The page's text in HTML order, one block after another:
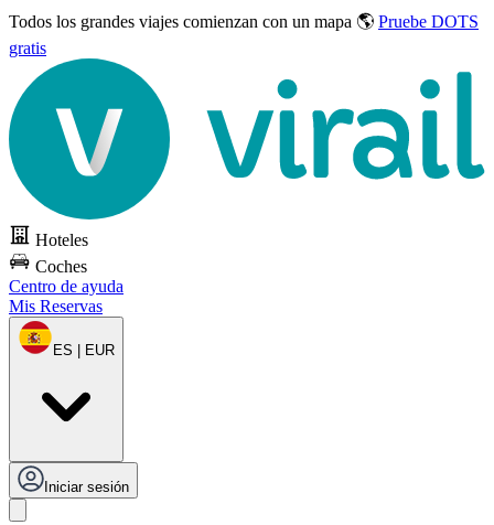
Todos los grandes viajes comienzan con un mapa 🌎 Pruebe DOTS
gratis
Hoteles
Coches
Centro de ayuda
Mis Reservas
ES | EUR
Iniciar sesión